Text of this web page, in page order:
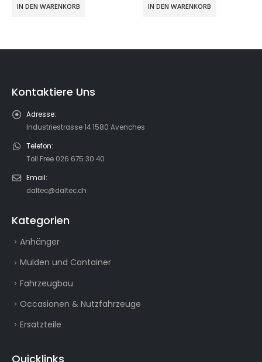
IN DEN WARENKORB IN DEN WARENKORB
Kontaktiere Uns
Adresse:
Industriestrasse 14 1580 Avenches
Telefon:
Toll Free 026 675 30 40
Email:
daltec@daltec.ch
Kategorien
Anhänger
Mulden und Container
Fahrzeugbau
Occasionen & Nutzfahrzeuge
Ersatzteile
Quicklinks